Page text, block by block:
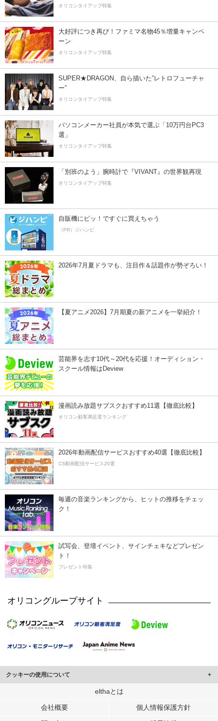
オリコンタイアップ特集
大好評につき再び！ファミマ名物45％増量キャンペ
ーン
オリコンタイアップ特集
SUPER★DRAGON、自ら描いた”レトロフューチャ
ー”
オリコンタイアップ特集
パソコンメーカー社員が本気で選ぶ「10万円台PC3
選」
オリコンタイアップ特集
「別班のよう」腕時計で『VIVANT』の世界観再現
オリコンタイアップ特集
自販機にピッ！ですぐに買えちゃう
（PR）ジハンピ
2026年7月夏ドラマも、注目作＆話題作が勢ぞろい！
【夏アニメ2026】7月期夏の新アニメを一挙紹介！
芸能界を志す10代～20代を応援！オーディション・
スクール情報はDeview
漫画読み放題サブスクおすすめ11選【徹底比較】
オリコン顧客満足度ランキング
2026年動画配信サービスおすすめ40選【徹底比較】
CS動画配信サービス20選
毎週の音楽ランキングから、ヒットの推移をチェッ
ク！
試写会、登壇イベント、サインチェキなどプレゼン
ト！
プレゼント特集
オリコングループサイト
クッキーの使用について
このサイトでは Cookie を使用して、ユーザーに合わせたコンテンツや広告の
行っています。
elthaとは
会社概要 個人情報保護方針